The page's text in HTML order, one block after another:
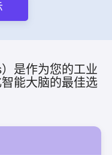
是作为您的工业
能大脑的最佳选